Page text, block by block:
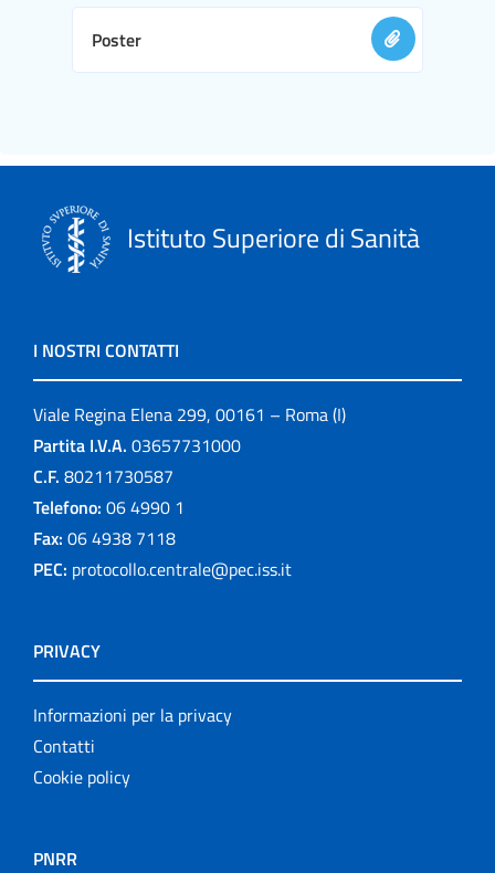
Poster
Istituto Superiore di Sanità
I NOSTRI CONTATTI
Viale Regina Elena 299, 00161 – Roma (I)
Partita I.V.A. 03657731000
C.F. 80211730587
Telefono: 06 4990 1
Fax: 06 4938 7118
PEC: protocollo.centrale@pec.iss.it
PRIVACY
Informazioni per la privacy
Contatti
Cookie policy
PNRR